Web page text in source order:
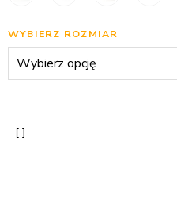
WYBIERZ ROZMIAR